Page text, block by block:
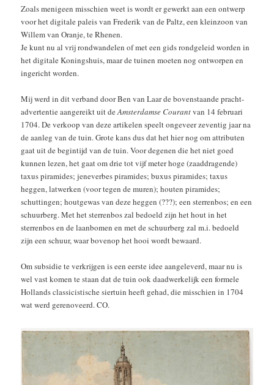
Zoals menigeen misschien weet is wordt er gewerkt aan een ontwerp
voor het digitale paleis van Frederik van de Paltz, een kleinzoon van
Willem van Oranje, te Rhenen.
Je kunt nu al vrij rondwandelen of met een gids rondgeleid worden in
het digitale Koningshuis, maar de tuinen moeten nog ontworpen en
ingericht worden.
Mij werd in dit verband door Ben van Laar de bovenstaande pracht-
advertentie aangereikt uit deAmsterdamse Courantvan 14 februari
1704. De verkoop van deze artikelen speelt ongeveer zeventig jaar na
de aanleg van de tuin. Grote kans dus dat het hier nog om attributen
gaat uit de begintijd van de tuin. Voor degenen die het niet goed
kunnen lezen, het gaat om drie tot vijf meter hoge (zaaddragende)
taxus piramides; jeneverbes piramides; buxus piramides; taxus
heggen, latwerken (voor tegen de muren); houten piramides;
schuttingen; houtgewas van deze heggen (???); een sterrenbos; en een
schuurberg. Met het sterrenbos zal bedoeld zijn het hout in het
sterrenbos en de laanbomen en met de schuurberg zal m.i. bedoeld
zijn een schuur, waar bovenop het hooi wordt bewaard.
Om subsidie te verkrijgen is een eerste idee aangeleverd, maar nu is
wel vast komen te staan dat de tuin ook daadwerkelijk een formele
Hollands classicistische siertuin heeft gehad, die misschien in 1704
wat werd gerenoveerd. CO.